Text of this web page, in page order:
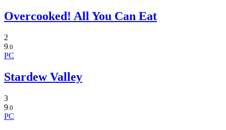
Overcooked! All You Can Eat
2
9 .0
PC
Stardew Valley
3
9 .0
PC